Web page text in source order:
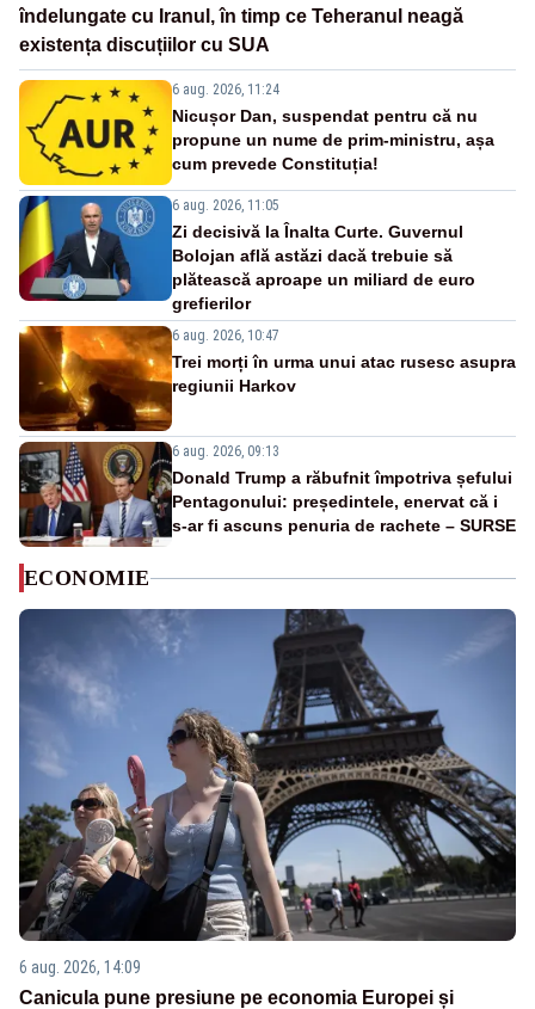
îndelungate cu Iranul, în timp ce Teheranul neagă
existența discuțiilor cu SUA
6 aug. 2026, 11:24
Nicușor Dan, suspendat pentru că nu
propune un nume de prim-ministru, așa
cum prevede Constituția!
6 aug. 2026, 11:05
Zi decisivă la Înalta Curte. Guvernul
Bolojan află astăzi dacă trebuie să
plătească aproape un miliard de euro
grefierilor
6 aug. 2026, 10:47
Trei morți în urma unui atac rusesc asupra
regiunii Harkov
6 aug. 2026, 09:13
Donald Trump a răbufnit împotriva șefului
Pentagonului: președintele, enervat că i
s-ar fi ascuns penuria de rachete – SURSE
ECONOMIE
6 aug. 2026, 14:09
Canicula pune presiune pe economia Europei și